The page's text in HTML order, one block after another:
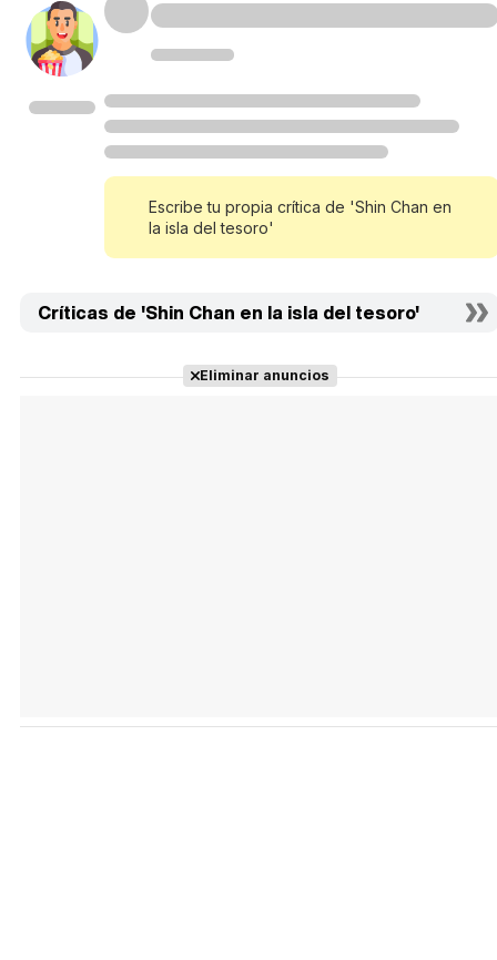
Escribe tu propia crítica de 'Shin Chan en
la isla del tesoro'
Críticas de 'Shin Chan en la isla del tesoro'
Eliminar anuncios